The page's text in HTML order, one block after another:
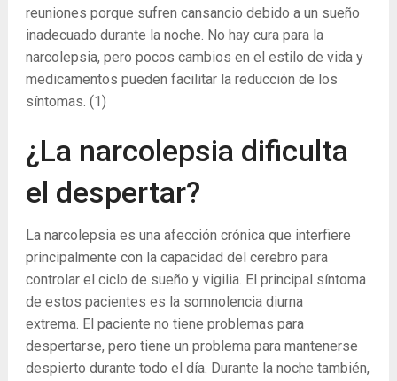
reuniones porque sufren cansancio debido a un sueño
inadecuado durante la noche. No hay cura para la
narcolepsia, pero pocos cambios en el estilo de vida y
medicamentos pueden facilitar la reducción de los
síntomas. (1)
¿La narcolepsia dificulta
el despertar?
La narcolepsia es una afección crónica que interfiere
principalmente con la capacidad del cerebro para
controlar el ciclo de sueño y vigilia. El principal síntoma
de estos pacientes es la somnolencia diurna
extrema. El paciente no tiene problemas para
despertarse, pero tiene un problema para mantenerse
despierto durante todo el día. Durante la noche también,